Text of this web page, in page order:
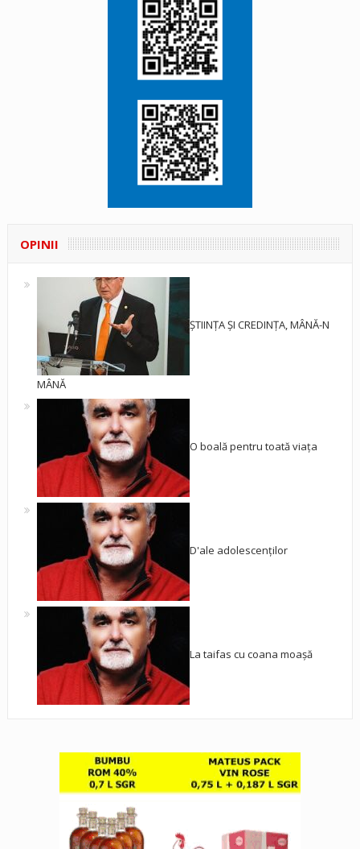
OPINII
ȘTIINȚA ȘI CREDINȚA, MÂNĂ-N
MÂNĂ
O boală pentru toată viața
D'ale adolescenților
La taifas cu coana moașă